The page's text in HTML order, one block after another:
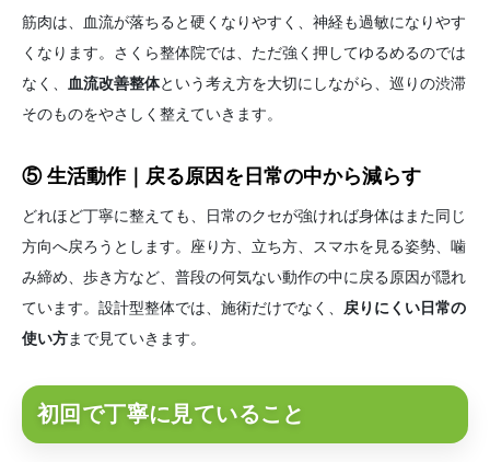
筋肉は、血流が落ちると硬くなりやすく、神経も過敏になりやす
くなります。さくら整体院では、ただ強く押してゆるめるのでは
なく、 血流改善整体という考え方を大切にしながら、巡りの渋滞
そのものをやさしく整えていきます。
⑤ 生活動作｜戻る原因を日常の中から減らす
どれほど丁寧に整えても、日常のクセが強ければ身体はまた同じ
方向へ戻ろうとします。座り方、立ち方、スマホを見る姿勢、噛
み締め、歩き方など、普段の何気ない動作の中に戻る原因が隠れ
ています。設計型整体では、施術だけでなく、 戻りにくい日常の
使い方まで見ていきます。
初回で丁寧に見ていること